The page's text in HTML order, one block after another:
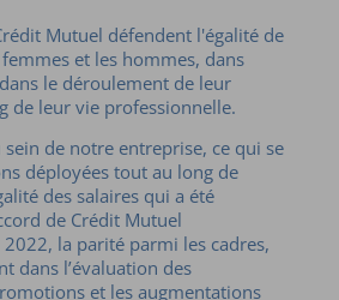
Mutuel défendent l'égalité de
et les hommes, dans
le déroulement de leur
de leur vie professionnelle.
sein de notre entreprise, ce qui se
déployées tout au long de
des salaires qui a été
de Crédit Mutuel
la parité parmi les cadres,
dans l’évaluation des
et les augmentations